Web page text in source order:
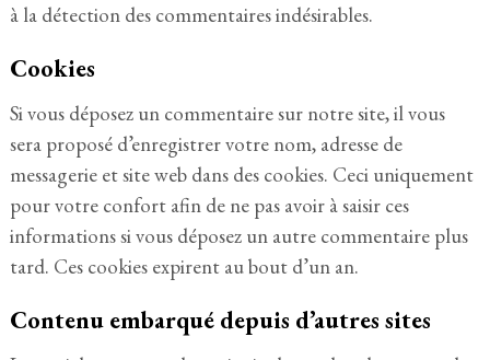
à la détection des commentaires indésirables.
Cookies
Si vous déposez un commentaire sur notre site, il vous
sera proposé d’enregistrer votre nom, adresse de
messagerie et site web dans des cookies. Ceci uniquement
pour votre confort afin de ne pas avoir à saisir ces
informations si vous déposez un autre commentaire plus
tard. Ces cookies expirent au bout d’un an.
Contenu embarqué depuis d’autres sites